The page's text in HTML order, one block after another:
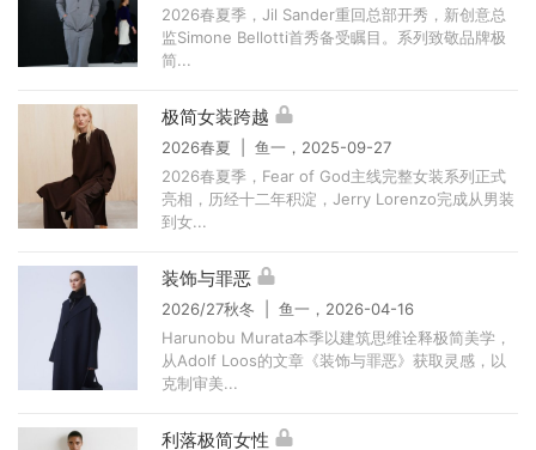
2026春夏季，Jil Sander重回总部开秀，新创意总
监Simone Bellotti首秀备受瞩目。系列致敬品牌极
简...
极简女装跨越
2026春夏 | 鱼一，2025-09-27
2026春夏季，Fear of God主线完整女装系列正式
亮相，历经十二年积淀，Jerry Lorenzo完成从男装
到女...
装饰与罪恶
2026/27秋冬 | 鱼一，2026-04-16
Harunobu Murata本季以建筑思维诠释极简美学，
从Adolf Loos的文章《装饰与罪恶》获取灵感，以
克制审美...
利落极简女性